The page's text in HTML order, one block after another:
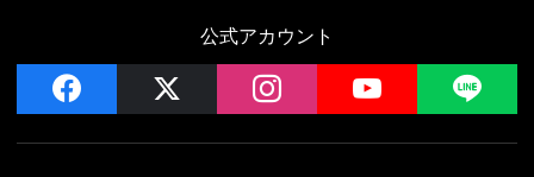
公式アカウント
facebook instagram YouTube